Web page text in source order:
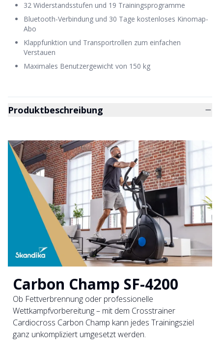
32 Widerstandsstufen und 19 Trainingsprogramme
Bluetooth-Verbindung und 30 Tage kostenloses Kinomap-
Abo
Klappfunktion und Transportrollen zum einfachen
Verstauen
Maximales Benutzergewicht von 150 kg
Produktbeschreibung
Carbon Champ SF-4200
Ob Fettverbrennung oder professionelle
Wettkampfvorbereitung – mit dem Crosstrainer
Cardiocross Carbon Champ kann jedes Trainingsziel
ganz unkompliziert umgesetzt werden.